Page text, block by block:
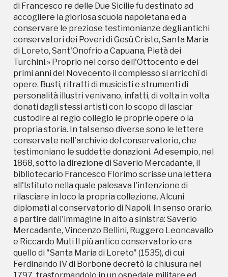
di Francesco re delle Due Sicilie fu destinato ad
accogliere la gloriosa scuola napoletana ed a
conservare le preziose testimonianze degli antichi
conservatori dei Poveri di Gesù Cristo, Santa Maria
di Loreto, Sant'Onofrio a Capuana, Pietà dei
Turchini.» Proprio nel corso dell'Ottocento e dei
primi anni del Novecento il complesso si arricchì di
opere. Busti, ritratti di musicisti e strumenti di
personalità illustri venivano, infatti, di volta in volta
donati dagli stessi artisti con lo scopo di lasciar
custodire al regio collegio le proprie opere o la
propria storia. In tal senso diverse sono le lettere
conservate nell'archivio del conservatorio, che
testimoniano le suddette donazioni. Ad esempio, nel
1868, sotto la direzione di Saverio Mercadante, il
bibliotecario Francesco Florimo scrisse una lettera
all'Istituto nella quale palesava l'intenzione di
rilasciare in loco la propria collezione. Alcuni
diplomati al conservatorio di Napoli. In senso orario,
a partire dall'immagine in alto a sinistra: Saverio
Mercadante, Vincenzo Bellini, Ruggero Leoncavallo
e Riccardo Muti Il più antico conservatorio era
quello di "Santa Maria di Loreto" (1535), di cui
Ferdinando IV di Borbone decretò la chiusura nel
donati dagli stessi artisti con lo scopo di lasciar
custodire al regio collegio le proprie opere o la
propria storia. In tal senso diverse sono le lettere
conservate nell'archivio del conservatorio, che
testimoniano le suddette donazioni. Ad esempio, nel
1868, sotto la direzione di Saverio Mercadante, il
bibliotecario Francesco Florimo scrisse una lettera
all'Istituto nella quale palesava l'intenzione di
rilasciare in loco la propria collezione. Alcuni
diplomati al conservatorio di Napoli. In senso orario,
a partire dall'immagine in alto a sinistra: Saverio
Mercadante, Vincenzo Bellini, Ruggero Leoncavallo
e Riccardo Muti Il più antico conservatorio era
quello di "Santa Maria di Loreto" (1535), di cui
Ferdinando IV di Borbone decretò la chiusura nel
1797, trasformandolo in un ospedale militare ed
inglobandolo al conservatorio di Sant'Onofrio a
Porta Capuana. Il conservatorio sorgeva nei pressi
di via Marina. Il conservatorio della Pietà dei
Turchini (1573) nacque con l'intento di ospitare i
ragazzi orfani o abbandonati. La sua sede era
nell'omonimo complesso religioso, il cui nome trae
origine dal colore delle divise degli orfanelli ivi
ospitati; fu l'ultima istituzione a sopravvivere e
accolse gli allievi delle altre che col tempo furono